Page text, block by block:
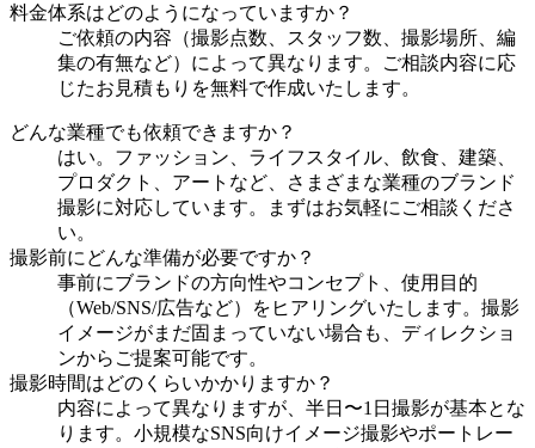
料金体系はどのようになっていますか？
ご依頼の内容（撮影点数、スタッフ数、撮影場所、編
集の有無など）によって異なります。ご相談内容に応
じたお見積もりを無料で作成いたします。
どんな業種でも依頼できますか？
はい。ファッション、ライフスタイル、飲食、建築、
プロダクト、アートなど、さまざまな業種のブランド
撮影に対応しています。まずはお気軽にご相談くださ
い。
撮影前にどんな準備が必要ですか？
事前にブランドの方向性やコンセプト、使用目的
（Web/SNS/広告など）をヒアリングいたします。撮影
イメージがまだ固まっていない場合も、ディレクショ
ンからご提案可能です。
撮影時間はどのくらいかかりますか？
内容によって異なりますが、半日〜1日撮影が基本とな
ります。小規模なSNS向けイメージ撮影やポートレー